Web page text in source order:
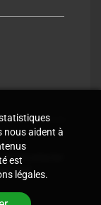
les
recontacter
peut
nous aident à
est
légales.